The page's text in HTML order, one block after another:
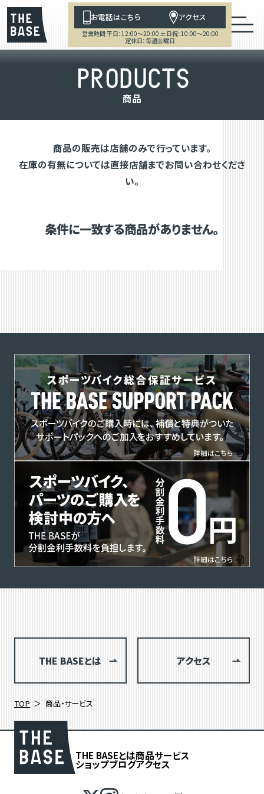
お電話はこちら アクセス
営業時間 平日：12:00～20:00 土日祝：10:00～20:00
定休日：毎週金曜日
PRODUCTS
商品
商品の販売は店舗のみで行っています。
在庫の有無については直接店舗までお問い合わせくださ
い。
条件に一致する商品がありません。
THE BASEとは アクセス
TOP 商品・サービス
THE BASEとは商品サービス
ショップブログアクセス